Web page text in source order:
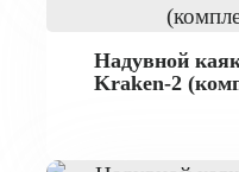
Надувной
Kraken-2